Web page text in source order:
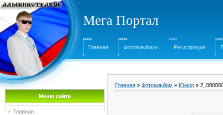
Мега Портал
Главная Фотоальбомы Регистрация
Меню сайта
Главная
Главная » Фотоальбом » Юмор »